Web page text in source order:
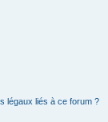
légaux liés à ce forum ?